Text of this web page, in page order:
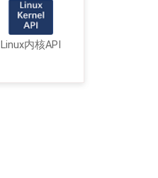
Linux内核API